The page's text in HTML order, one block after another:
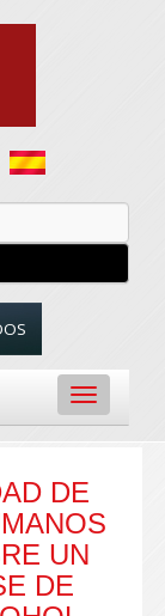
Toggle
navigation
DE
UN
DE